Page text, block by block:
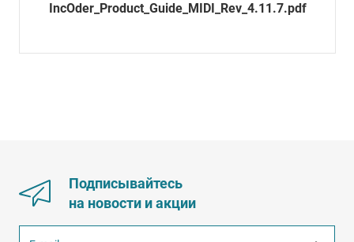
IncOder_Product_Guide_MIDI_Rev_4.11.7.pdf
Подписывайтесь
на новости и акции